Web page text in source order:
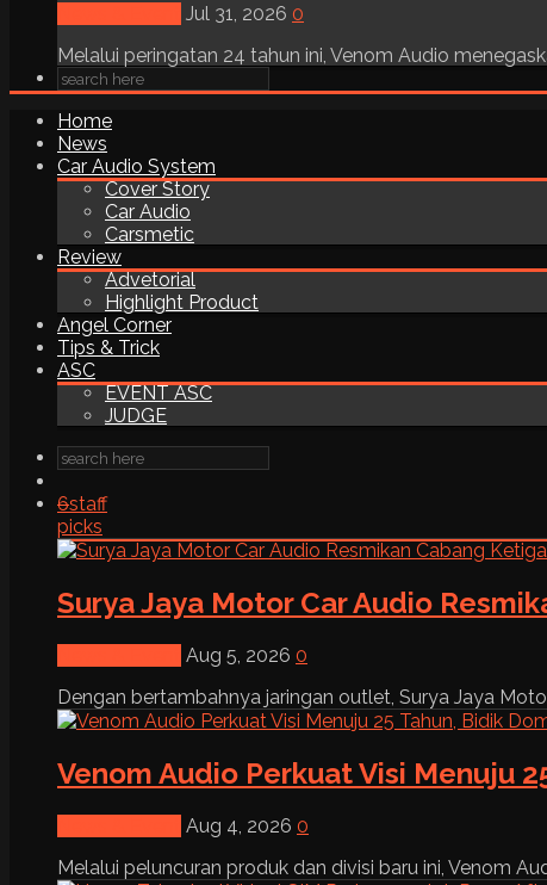
Jul 31, 2026 0
Melalui peringatan 24 tahun ini, Venom Audio
Home
News
Car Audio System
Cover Story
Car Audio
Carsmetic
Review
Advetorial
Highlight Product
Angel Corner
Tips & Trick
ASC
EVENT ASC
JUDGE
6staff
picks
Surya Jaya Motor Car Audio
Aug 5, 2026 0
Dengan bertambahnya jaringan outlet, Surya Jaya
Venom Audio Perkuat Visi Menuju
Aug 4, 2026 0
Melalui peluncuran produk dan divisi baru ini, Venom